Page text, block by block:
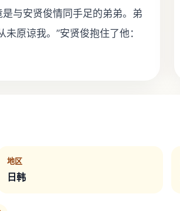
与安贤俊情同手足的弟弟。弟
原谅我。”安贤俊抱住了他：
地区
日韩